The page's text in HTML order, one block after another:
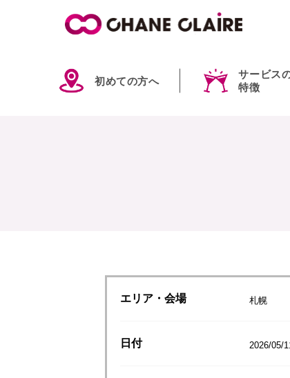
初めての方へ
サービス
特徴
エリア・会場 札幌
日付 2026/05/